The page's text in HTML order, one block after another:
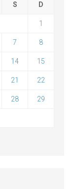
S D
1
7 8
14 15
21 22
28 29